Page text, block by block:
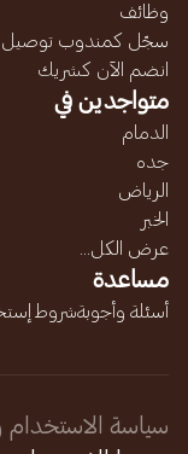
وظائف
سجّل كمندوب توصيل
انضم الآن كشريك
متواجدين في
الدمام
جده
الرياض
الخبر
عرض الكل...
مساعدة
أسئلة وأجوبةشروط
سياسة الاستخدام